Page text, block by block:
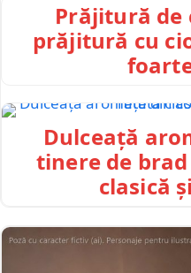
Prăjitură de
prăjitură cu
Dulceață
tinere de
clasică